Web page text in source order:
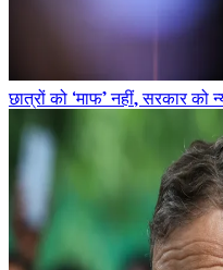
छात्रों को ‘माफ’ नहीं, सरकार को